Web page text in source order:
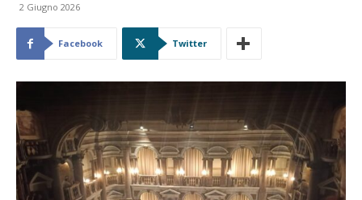
2 Giugno 2026
Facebook Twitter